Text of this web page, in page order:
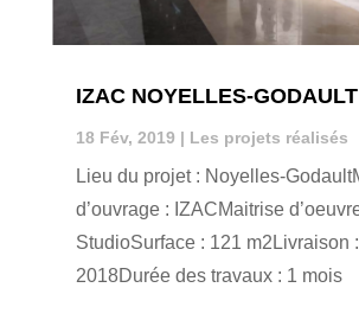
IZAC NOYELLES-
18 Fév, 2019 | Les projets réalisés
Lieu du projet : Noyelles-
d’ouvrage : IZACMaitrise
StudioSurface : 121 m2Livraison
2018Durée des travaux : 1 mois